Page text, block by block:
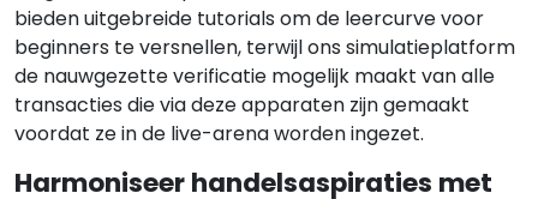
bieden uitgebreide tutorials om de leercurve voor
beginners te versnellen, terwijl ons simulatieplatform
de nauwgezette verificatie mogelijk maakt van alle
transacties die via deze apparaten zijn gemaakt
voordat ze in de live-arena worden ingezet.
Harmoniseer handelsaspiraties met